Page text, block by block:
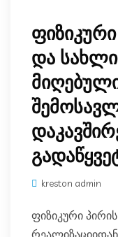
ფიზიკური პირის მიერ ბინისა
და
kreston admin
ფიზიკური პირის მიერ ბინისა და სახლის